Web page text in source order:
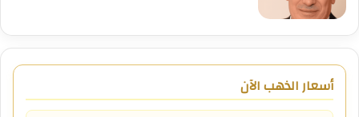
أسعار الذهب الآن